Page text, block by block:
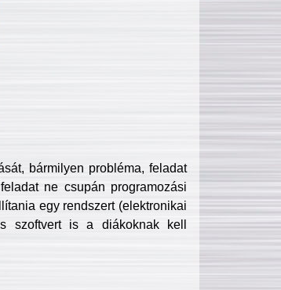
bármilyen probléma, feladat
ne csupán programozási
egy rendszert (elektronikai
szoftvert is a diákoknak kell